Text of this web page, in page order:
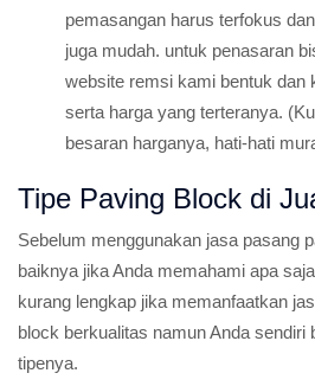
pemasangan harus terfokus
juga mudah. untuk penasaran
website remsi kami bentuk dan
serta harga yang terteranya.
besaran harganya, hati-hati
Tipe Paving Block di
Sebelum menggunakan jasa pasang
baiknya jika Anda memahami apa
kurang lengkap jika memanfaatkan
block berkualitas namun Anda sendiri
tipenya.